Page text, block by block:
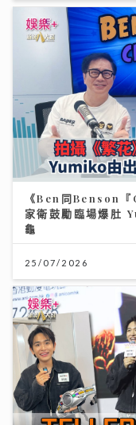
《Ben同Benson
家衛鼓勵臨場爆肚
龜
25/07/2026